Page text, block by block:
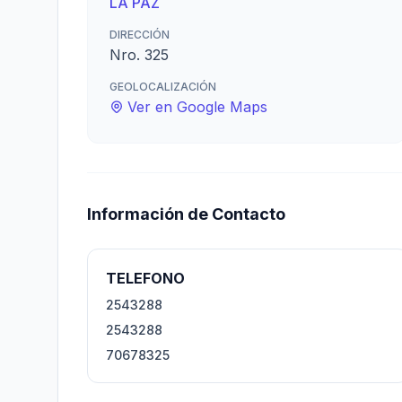
DIRECCIÓN
Nro. 325
GEOLOCALIZACIÓN
Ver en Google Maps
Información de Contacto
TELEFONO
2543288
2543288
70678325